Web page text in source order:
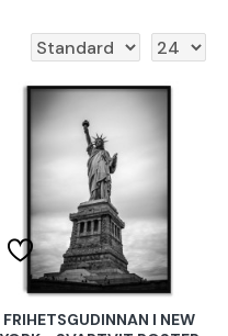
FRIHETSGUDINNAN I NEW